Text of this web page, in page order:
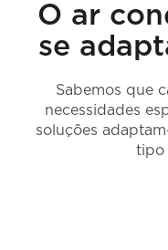
O ar
se
Sabemos que
necessidades
soluções
tipo